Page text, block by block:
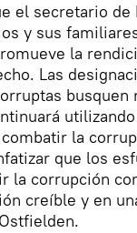
el secretario de
y sus
la
Las
busquen
la
que los
la corrupción
creíble y en